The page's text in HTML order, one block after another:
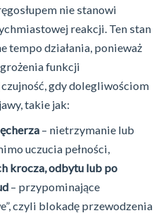
nie stanowi
reakcji. Ten stan
tempo działania, ponieważ
funkcji
gdy dolegliwościom
takie jak:
– nietrzymanie lub
uczucia pełności,
krocza, odbytu lub po
– przypominające
czyli blokadę przewodzenia